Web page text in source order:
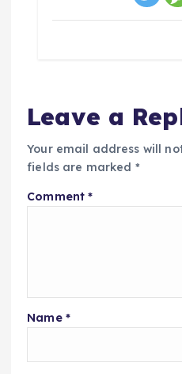
Leave a
Your email address will
fields are marked *
Comment*
Name *